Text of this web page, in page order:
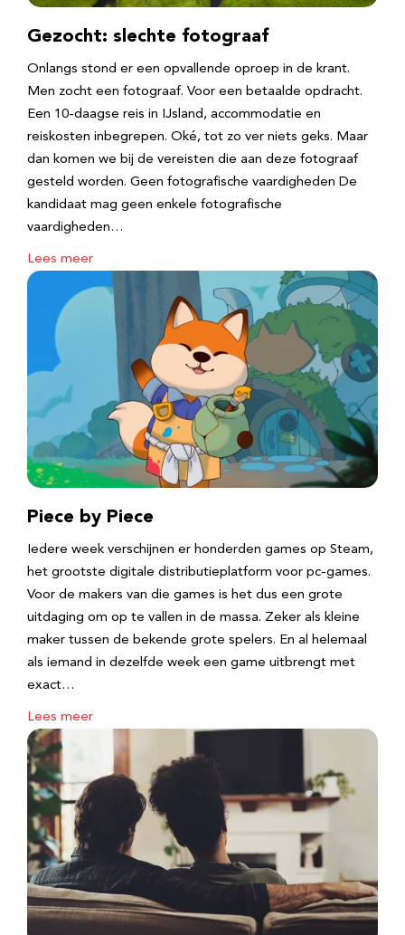
Gezocht: slechte fotograaf
Onlangs stond er een opvallende oproep in de krant.
Men zocht een fotograaf. Voor een betaalde opdracht.
Een 10-daagse reis in IJsland, accommodatie en
reiskosten inbegrepen. Oké, tot zo ver niets geks. Maar
dan komen we bij de vereisten die aan deze fotograaf
gesteld worden. Geen fotografische vaardigheden De
kandidaat mag geen enkele fotografische
vaardigheden…
Lees meer
Piece by Piece
Iedere week verschijnen er honderden games op Steam,
het grootste digitale distributieplatform voor pc-games.
Voor de makers van die games is het dus een grote
uitdaging om op te vallen in de massa. Zeker als kleine
maker tussen de bekende grote spelers. En al helemaal
als iemand in dezelfde week een game uitbrengt met
exact…
Lees meer